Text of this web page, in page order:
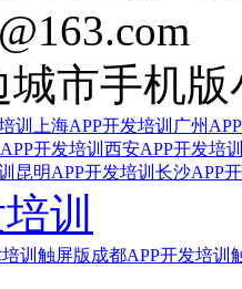
城市手机版
训 上海APP开发培训 广州
开发培训 西安APP开发培
昆明APP开发培训 长沙APP
训
训触屏版 成都APP开发培训